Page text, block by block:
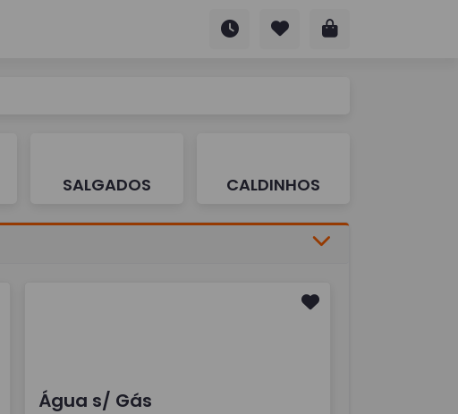
SALGADOS CALDINHOS
Água s/ Gás